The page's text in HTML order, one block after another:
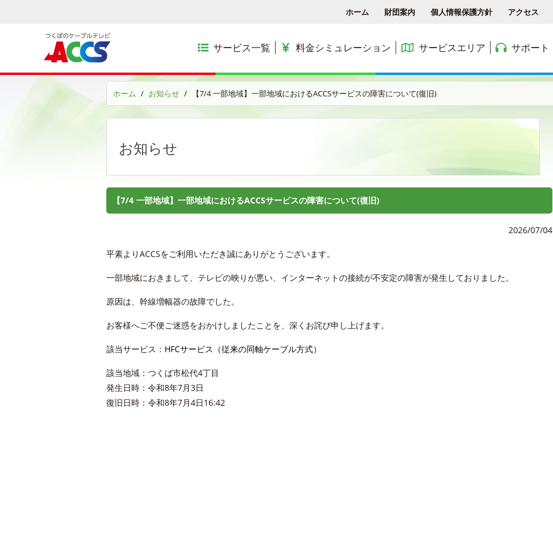
ホーム 財団案内 個人情報保護方針 アクセス
サービス一覧
ACCSTV
コミュニティチャンネル
ACCS光 with NTT東日本
料金シミュレーション
料金シミュレーション
サービスエリア
サービスエリア
公団・県営住宅
サポート
各種手続き
ホーム お知らせ 【7/4 一部地域】一部地域におけるACCSサービスの障害について(復旧)
お知らせ
【7/4 一部地域】一部地域におけるACCSサービスの障害について(復旧)
2026/07/04
平素よりACCSをご利用いただき誠にありがとうございます。
一部地域におきまして、テレビの映りが悪い、インターネットの接続が不安定の障害が発生しておりました。
原因は、幹線増幅器の故障でした。
お客様へご不便ご迷惑をおかけしましたことを、深くお詫び申し上げます。
該当サービス： HFCサービス（従来の同軸ケーブル方式）
該当地域：つくば市松代4丁目
発生日時：令和8年7月3日
復旧日時：令和8年7月4日16:42